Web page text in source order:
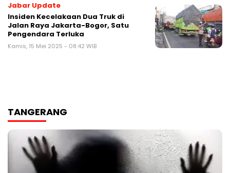
Jabar Update
Insiden Kecelakaan Dua Truk di
Jalan Raya Jakarta-Bogor, Satu
Pengendara Terluka
Kamis, 15 Mei 2025 - 08:42 WIB
TANGERANG